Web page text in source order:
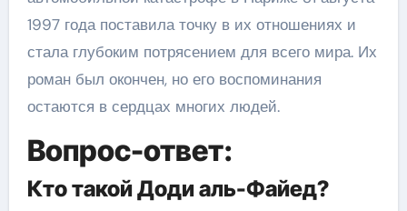
1997 года поставила точку в их отношениях и
стала глубоким потрясением для всего мира. Их
роман был окончен, но его воспоминания
остаются в сердцах многих людей.
Вопрос-ответ:
Кто такой Доди аль-Файед?